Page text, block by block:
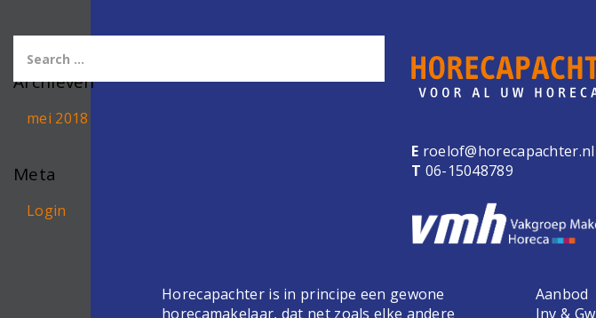
Archieven
mei 2018
Meta
Login
E roelof@horecapachter.nl
T 06-15048789
Horecapachter is in principe een gewone
horecamakelaar, dat net zoals elke andere
Aanbod
Inv & Gw